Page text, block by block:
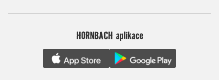
HORNBACH aplikace